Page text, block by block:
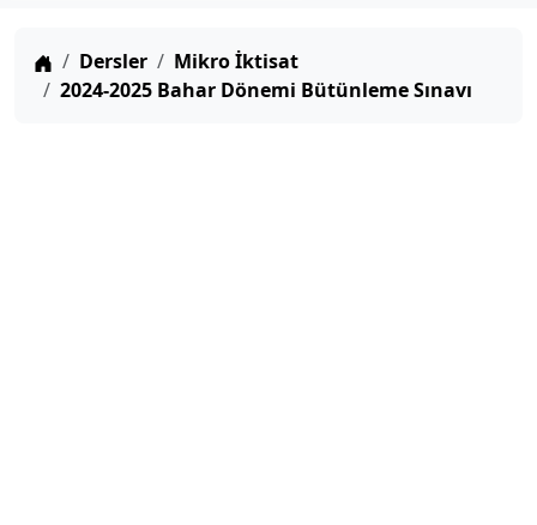
Anasayfa
Dersler
Mikro İktisat
2024-2025 Bahar Dönemi Bütünleme Sınavı